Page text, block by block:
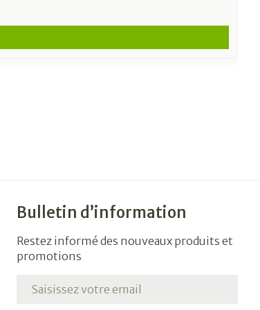
Bulletin d’information
Restez informé des nouveaux produits et
promotions
Adresse mail